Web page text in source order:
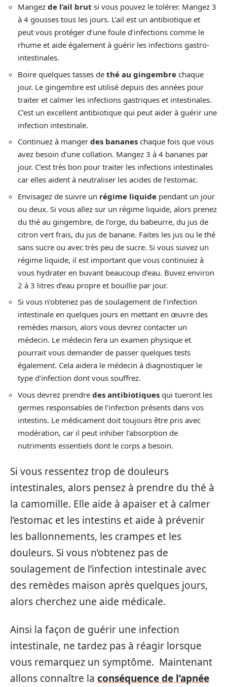
Mangez de l’ail brut si vous pouvez le tolérer. Mangez 3
à 4 gousses tous les jours. L’ail est un antibiotique et
peut vous protéger d’une foule d’infections comme le
rhume et aide également à guérir les infections gastro-
intestinales.
Boire quelques tasses de thé au gingembre chaque
jour. Le gingembre est utilisé depuis des années pour
traiter et calmer les infections gastriques et intestinales.
C’est un excellent antibiotique qui peut aider à guérir une
infection intestinale.
Continuez à manger des bananes chaque fois que vous
avez besoin d’une collation. Mangez 3 à 4 bananes par
jour. C’est très bon pour traiter les infections intestinales
car elles aident à neutraliser les acides de l’estomac.
Envisagez de suivre un régime liquide pendant un jour
ou deux. Si vous allez sur un régime liquide, alors prenez
du thé au gingembre, de l’orge, du babeurre, du jus de
citron vert frais, du jus de banane. Faites les jus ou le thé
sans sucre ou avec très peu de sucre. Si vous suivez un
régime liquide, il est important que vous continuiez à
vous hydrater en buvant beaucoup d’eau. Buvez environ
2 à 3 litres d’eau propre et bouillie par jour.
Si vous n’obtenez pas de soulagement de l’infection
intestinale en quelques jours en mettant en œuvre des
remèdes maison, alors vous devrez contacter un
médecin. Le médecin fera un examen physique et
pourrait vous demander de passer quelques tests
également. Cela aidera le médecin à diagnostiquer le
type d’infection dont vous souffrez.
Vous devrez prendre des antibiotiques qui tueront les
germes responsables de l’infection présents dans vos
intestins. Le médicament doit toujours être pris avec
modération, car il peut inhiber l’absorption de
nutriments essentiels dont le corps a besoin.
Si vous ressentez trop de douleurs
intestinales, alors pensez à prendre du thé à
la camomille. Elle aide à apaiser et à calmer
l’estomac et les intestins et aide à prévenir
les ballonnements, les crampes et les
douleurs. Si vous n’obtenez pas de
soulagement de l’infection intestinale avec
des remèdes maison après quelques jours,
alors cherchez une aide médicale.
Ainsi la façon de guérir une infection
intestinale, ne tardez pas à réagir lorsque
vous remarquez un symptôme. Maintenant
allons connaître la conséquence de l’apnée